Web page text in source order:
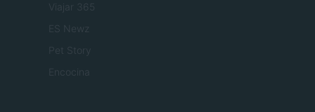
Viajar 365
ES Newz
Pet Story
Encocina